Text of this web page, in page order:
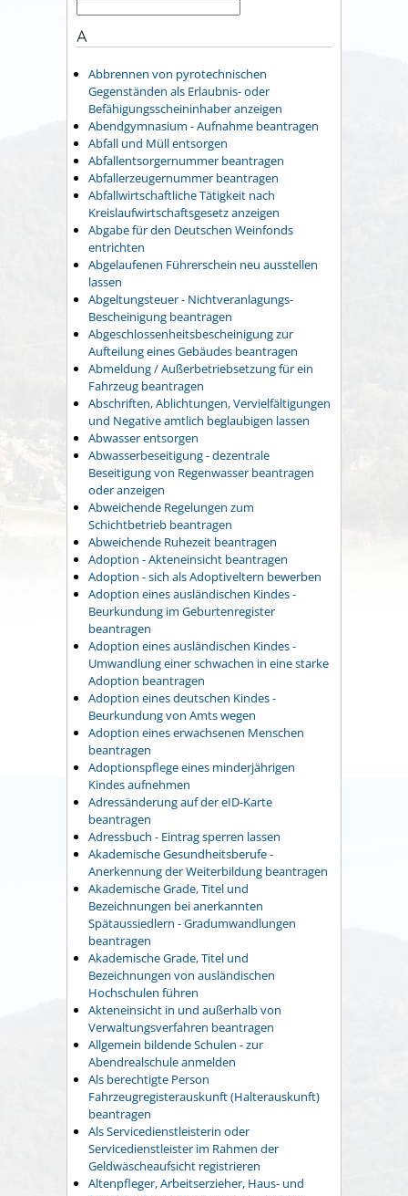
A
Abbrennen von pyrotechnischen
Gegenständen als Erlaubnis- oder
Befähigungsscheininhaber anzeigen
Abendgymnasium - Aufnahme beantragen
Abfall und Müll entsorgen
Abfallentsorgernummer beantragen
Abfallerzeugernummer beantragen
Abfallwirtschaftliche Tätigkeit nach
Kreislaufwirtschaftsgesetz anzeigen
Abgabe für den Deutschen Weinfonds
entrichten
Abgelaufenen Führerschein neu ausstellen
lassen
Abgeltungsteuer - Nichtveranlagungs-
Bescheinigung beantragen
Abgeschlossenheitsbescheinigung zur
Aufteilung eines Gebäudes beantragen
Abmeldung / Außerbetriebsetzung für ein
Fahrzeug beantragen
Abschriften, Ablichtungen, Vervielfältigungen
und Negative amtlich beglaubigen lassen
Abwasser entsorgen
Abwasserbeseitigung - dezentrale
Beseitigung von Regenwasser beantragen
oder anzeigen
Abweichende Regelungen zum
Schichtbetrieb beantragen
Abweichende Ruhezeit beantragen
Adoption - Akteneinsicht beantragen
Adoption - sich als Adoptiveltern bewerben
Adoption eines ausländischen Kindes -
Beurkundung im Geburtenregister
beantragen
Adoption eines ausländischen Kindes -
Umwandlung einer schwachen in eine starke
Adoption beantragen
Adoption eines deutschen Kindes -
Beurkundung von Amts wegen
Adoption eines erwachsenen Menschen
beantragen
Adoptionspflege eines minderjährigen
Kindes aufnehmen
Adressänderung auf der eID-Karte
beantragen
Adressbuch - Eintrag sperren lassen
Akademische Gesundheitsberufe -
Anerkennung der Weiterbildung beantragen
Akademische Grade, Titel und
Bezeichnungen bei anerkannten
Spätaussiedlern - Gradumwandlungen
beantragen
Akademische Grade, Titel und
Bezeichnungen von ausländischen
Hochschulen führen
Akteneinsicht in und außerhalb von
Verwaltungsverfahren beantragen
Allgemein bildende Schulen - zur
Abendrealschule anmelden
Als berechtigte Person
Fahrzeugregisterauskunft (Halterauskunft)
beantragen
Als Servicedienstleisterin oder
Servicedienstleister im Rahmen der
Geldwäscheaufsicht registrieren
Altenpfleger, Arbeitserzieher, Haus- und